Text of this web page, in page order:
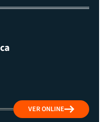
VER ONLINE